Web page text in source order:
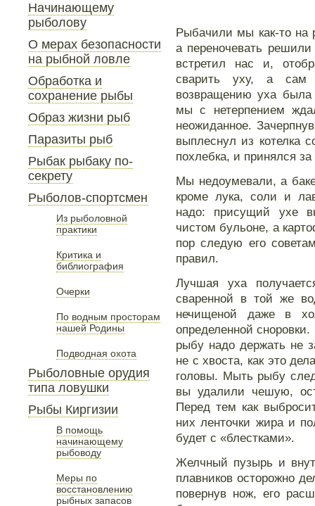
Начинающему
рыболову
О мерах безопасности
на рыбной ловле
Обработка и
сохранение рыбы
Образ жизни рыб
Паразиты рыб
Рыбак рыбаку по-
секрету
Рыболов-спортсмен
Из рыболовной
практики
Критика и
библиография
Очерки
По водным просторам
нашей Родины
Подводная охота
Рыболовные орудия
типа ловушки
Рыбы Киргизии
В помощь
начинающему
рыбоводу
Меры по
восстановлению
рыбных запасов
Рыбачили мы как-то на
а переночевать
встретил нас и,
сварить уху, а сам
возвращению уха была
мы с нетерпением
неожиданное.
выплеснул из котелка
похлебка, и принялся
Мы недоумевали, а
кроме лука, соли и
надо: присущий ухе
чистом бульоне, а
пор следую его
правил.
Лучшая уха
сваренной в той же
нечищеной даже в
определенной
рыбу надо держать не
не с хвоста, как это
головы. Мыть рыбу
вы удалили чешую,
Перед тем как
них ленточки жира и
будет с «блестками».
Желчный пузырь и
плавников осторожно
повернув нож, его